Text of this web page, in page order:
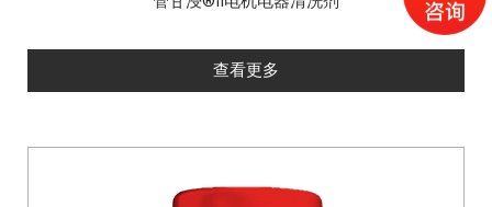
查看更多